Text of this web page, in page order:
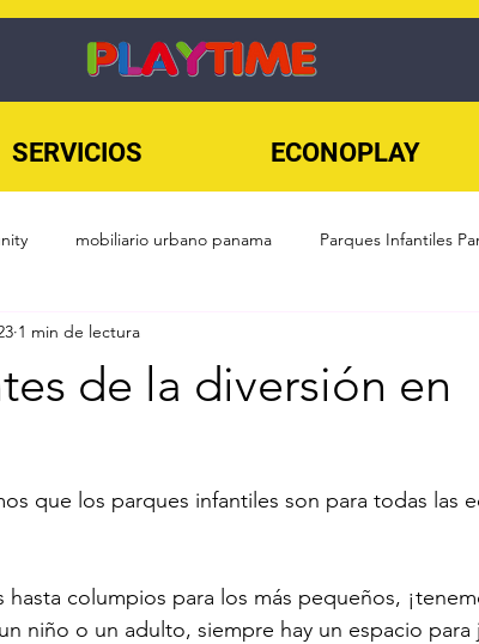
SERVICIOS ECONOPLAY
mobiliario urbano panama Parques Infantiles
Sin categoría
Libre
infantiles superficies para parques parques
de la diversión en
1 min de lectura
que los parques infantiles son para todas las
columpios para los más pequeños,
niño o un adulto, siempre hay un espacio